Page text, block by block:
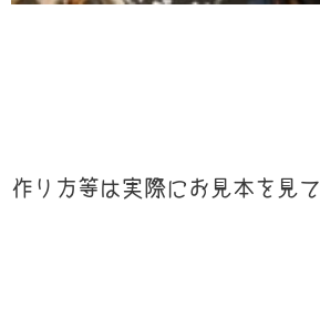
作り方等は実際にお見本を見て